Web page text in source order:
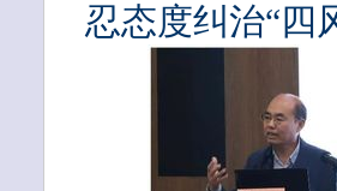
忍态度纠治“四